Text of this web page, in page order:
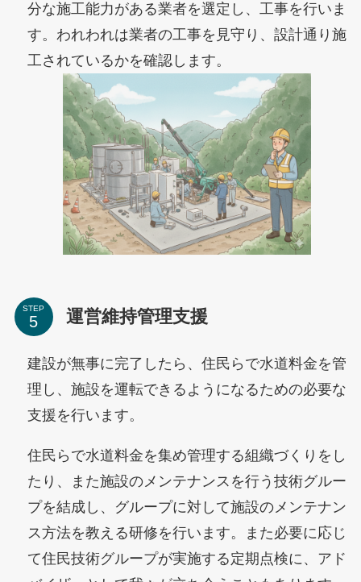
分な施工能力がある業者を選定し、工事を行いま
す。われわれは業者の工事を見守り、設計通り施
工されているかを確認します。
STEP 運営維持管理支援
建設が無事に完了したら、住民らで水道料金を管
理し、施設を運転できるようになるための必要な
支援を行います。
住民らで水道料金を集め管理する組織づくりをし
たり、また施設のメンテナンスを行う技術グルー
プを結成し、グループに対して施設のメンテナン
ス方法を教える研修を行います。また必要に応じ
て住民技術グループが実施する定期点検に、アド